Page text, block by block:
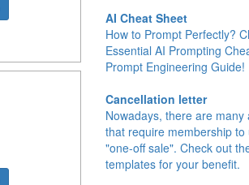
AI Cheat Sheet
How to Prompt Perfectly?
Essential AI Prompting
Prompt Engineering Guide!
Cancellation letter
Nowadays, there are
that require membership
"one-off sale". Check out
templates for your benefit.